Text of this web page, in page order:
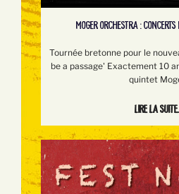
MOGER ORCHESTRA :
Tournée bretonne pour le
be a passage' Exactement 10
quintet
Lire la